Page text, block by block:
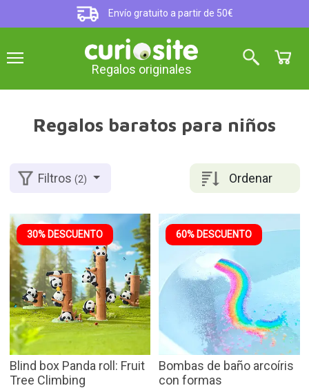
Envío gratuito a partir de 50€
Regalos originales
Regalos baratos para niños
Ordenar
Filtros(2)
30% DESCUENTO
Blind box Panda roll: Fruit
Tree Climbing
60% DESCUENTO
Bombas de baño arcoíris
con formas